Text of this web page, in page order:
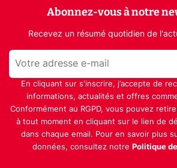
Abonnez-vous à notre
Recevez un résumé quotidien de
En cliquant sur s'inscrire, j’accepte de
informations, actualités et offres
Conformément au RGPD, vous pouvez
à tout moment en cliquant sur le lien de
dans chaque email. Pour en savoir plus
données, consultez notre Politique